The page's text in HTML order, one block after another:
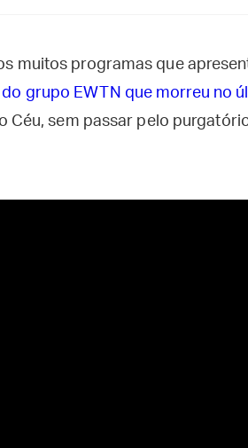
muitos programas que
grupo EWTN que morreu no
Céu, sem passar pelo